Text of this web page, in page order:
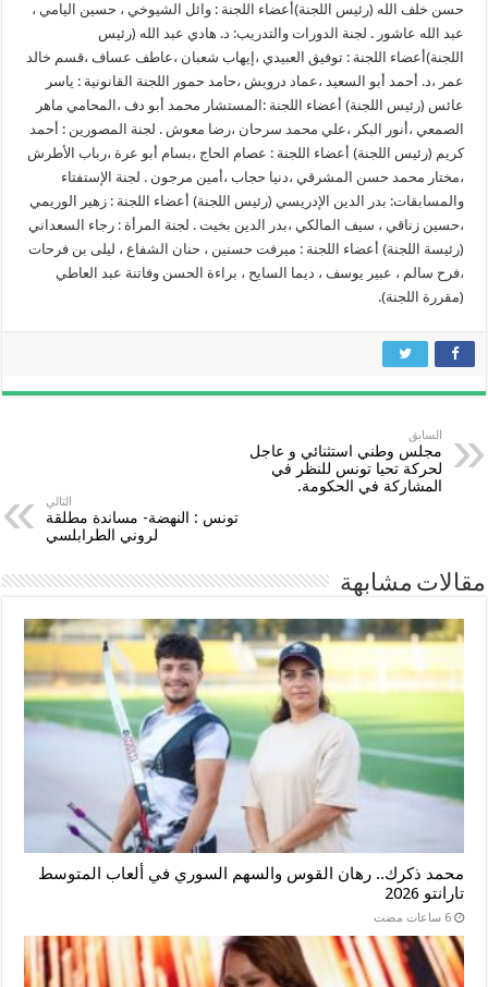
حسن خلف الله (رئيس اللجنة)أعضاء اللجنة : وائل الشيوخي ، حسين اليامي ،
عبد الله عاشور . لجنة الدورات والتدريب: د. هادي عبد الله (رئيس
اللجنة)أعضاء اللجنة : توفيق العبيدي ،إيهاب شعبان ،عاطف عساف ،قسم خالد
عمر ،د. أحمد أبو السعيد ،عماد درويش ،حامد حمور اللجنة القانونية : ياسر
عائس (رئيس اللجنة) أعضاء اللجنة :المستشار محمد أبو دف ،المحامي ماهر
الصمعي ،أنور البكر ،علي محمد سرحان ،رضا معوش . لجنة المصورين : أحمد
كريم (رئيس اللجنة) أعضاء اللجنة : عصام الحاج ،بسام أبو عرة ،رباب الأطرش
،مختار محمد حسن المشرقي ،دنيا حجاب ،أمين مرجون . لجنة الإستفتاء
والمسابقات: بدر الدين الإدريسي (رئيس اللجنة) أعضاء اللجنة : زهير الوريمي
،حسين زناقي ، سيف المالكي ،بدر الدين بخيت . لجنة المرأة : رجاء السعداني
(رئيسة اللجنة) أعضاء اللجنة : ميرفت حسنين ، حنان الشفاع ، ليلى بن فرحات
،فرح سالم ، عبير يوسف ، ديما السايح ، براءة الحسن وفاتنة عبد العاطي
(مقررة اللجنة).
السابق
مجلس وطني استثنائي و عاجل
لحركة تحيا تونس للنظر في
المشاركة في الحكومة.
التالي
تونس : النهضة- مساندة مطلقة
لروني الطرابلسي
مقالات مشابهة
محمد ذكرك.. رهان القوس والسهم السوري في ألعاب المتوسط
تارانتو 2026
‏6 ساعات مضت